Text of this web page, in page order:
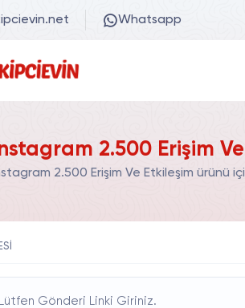
Whatsapp
2.500 Erişim
2.500 Erişim Ve Etkileşim ürünü
Lütfen Gönderi Linki Giriniz.